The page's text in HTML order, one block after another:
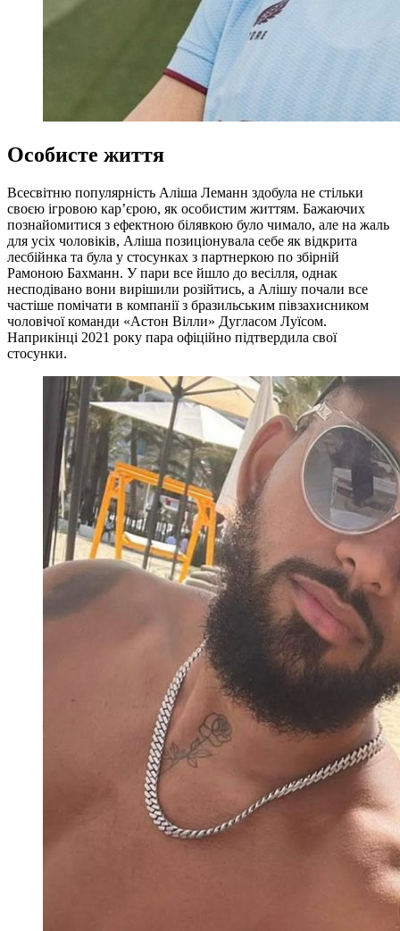
Особисте життя
Всесвітню популярність Аліша Леманн здобула не стільки
своєю ігровою кар’єрою, як особистим життям. Бажаючих
познайомитися з ефектною білявкою було чимало, але на жаль
для усіх чоловіків, Аліша позиціонувала себе як відкрита
лесбійнка та була у стосунках з партнеркою по збірній
Рамоною Бахманн. У пари все йшло до весілля, однак
несподівано вони вирішили розійтись, а Алішу почали все
частіше помічати в компанії з бразильським півзахисником
чоловічої команди «Астон Вілли» Дугласом Луїсом.
Наприкінці 2021 року пара офіційно підтвердила свої
стосунки.